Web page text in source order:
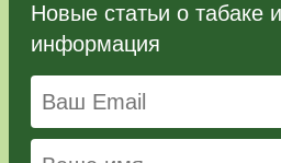
Новые статьи о табаке
информация